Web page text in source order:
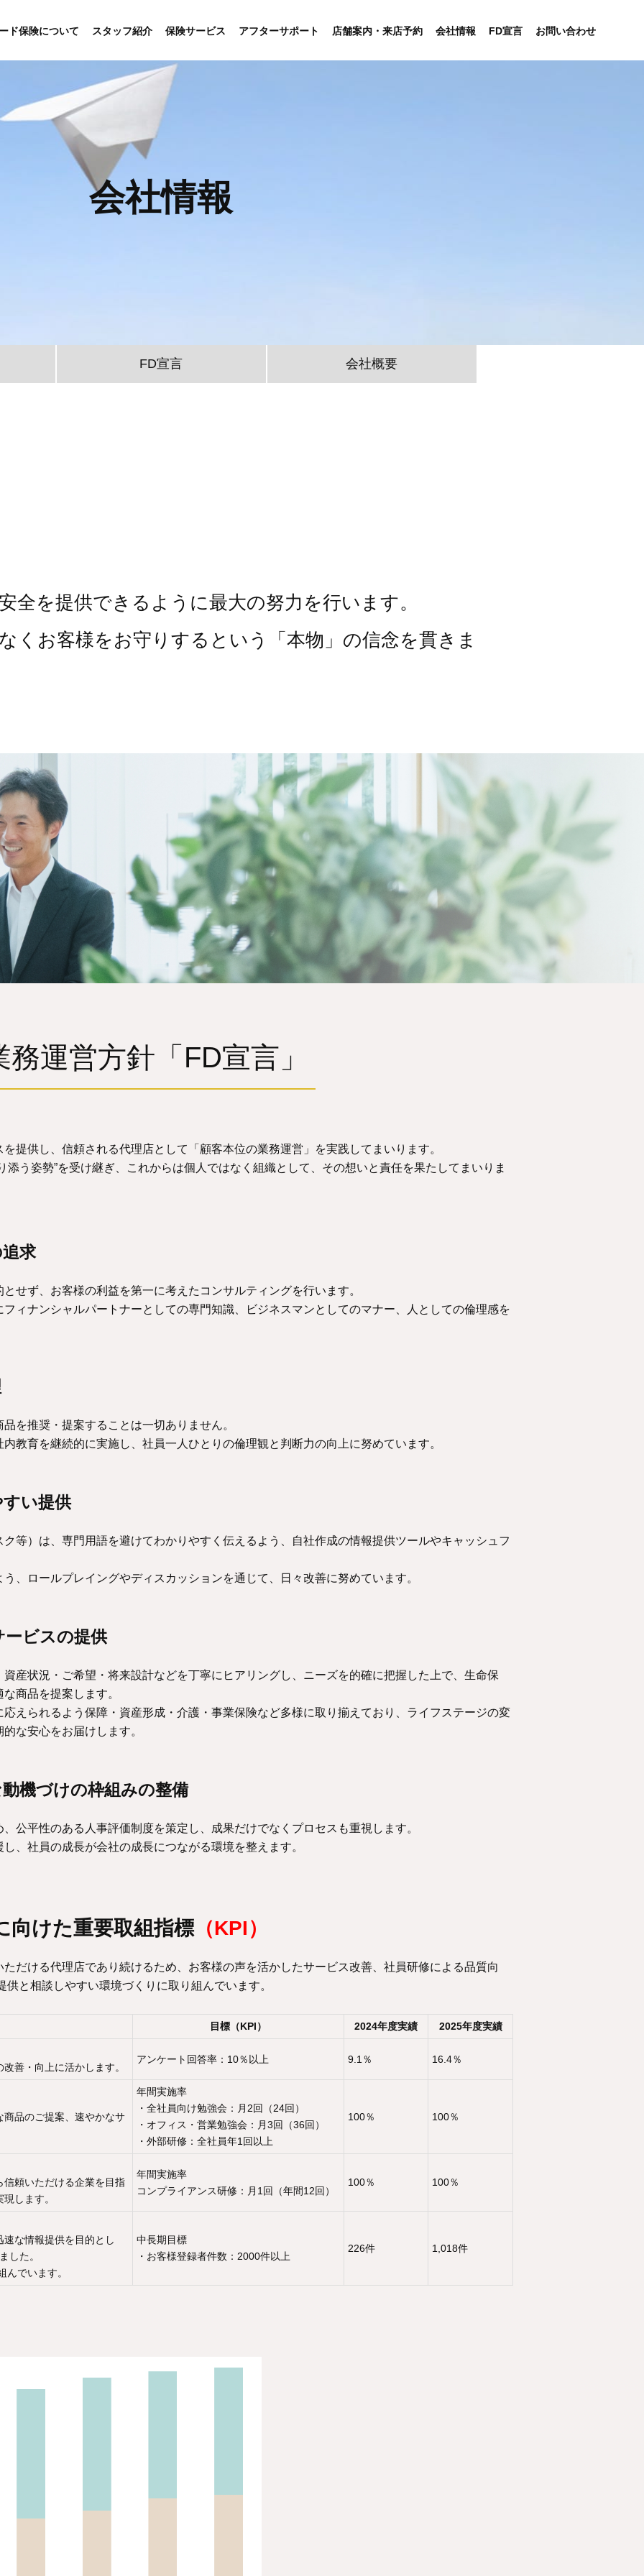
ド保険について スタッフ紹介 保険サービス アフターサポート 店舗案内・来店予約 会社情報 FD宣言 お問い合わせ
会社情報
FD宣言 会社概要
全を提供できるように最大の努力を行います。
くお客様をお守りするという「本物」の信念を貫きま
運営方針「FD宣言」
提供し、信頼される代理店として「顧客本位の業務運営」を実践してまいります。
添う姿勢”を受け継ぎ、これからは個人ではなく組織として、その想いと責任を果たしてまいりま
求
せず、お客様の利益を第一に考えたコンサルティングを行います。
ィナンシャルパートナーとしての専門知識、ビジネスマンとしてのマナー、人としての倫理感を
を推奨・提案することは一切ありません。
教育を継続的に実施し、社員一人ひとりの倫理観と判断力の向上に努めています。
い提供
等）は、専門用語を避けてわかりやすく伝えるよう、自社作成の情報提供ツールやキャッシュフ
、ロールプレイングやディスカッションを通じて、日々改善に努めています。
ビスの提供
産状況・ご希望・将来設計などを丁寧にヒアリングし、ニーズを的確に把握した上で、生命保
商品を提案します。
えられるよう保障・資産形成・介護・事業保険など多様に取り揃えており、ライフステージの変
な安心をお届けします。
機づけの枠組みの整備
公平性のある人事評価制度を策定し、成果だけでなくプロセスも重視します。
、社員の成長が会社の成長につながる環境を整えます。
向けた重要取組指標 （KPI）
だける代理店であり続けるため、お客様の声を活かしたサービス改善、社員研修による品質向
と相談しやすい環境づくりに取り組んでいます。
善・向上に活かします。
品のご提案、速やかなサ
頼いただける企業を目指
します。
な情報提供を目的とし
した。
でいます。
目標（KPI）
アンケート回答率：10％以上
年間実施率
・全社員向け勉強会：月2回（24回）
・オフィス・営業勉強会：月3回（36回）
・外部研修：全社員年1回以上
年間実施率
コンプライアンス研修：月1回（年間12回）
中長期目標
・お客様登録者件数：2000件以上
2024年度実績
9.1％
100％
100％
226件
2025年度実績
16.4％
100％
100％
1,018件